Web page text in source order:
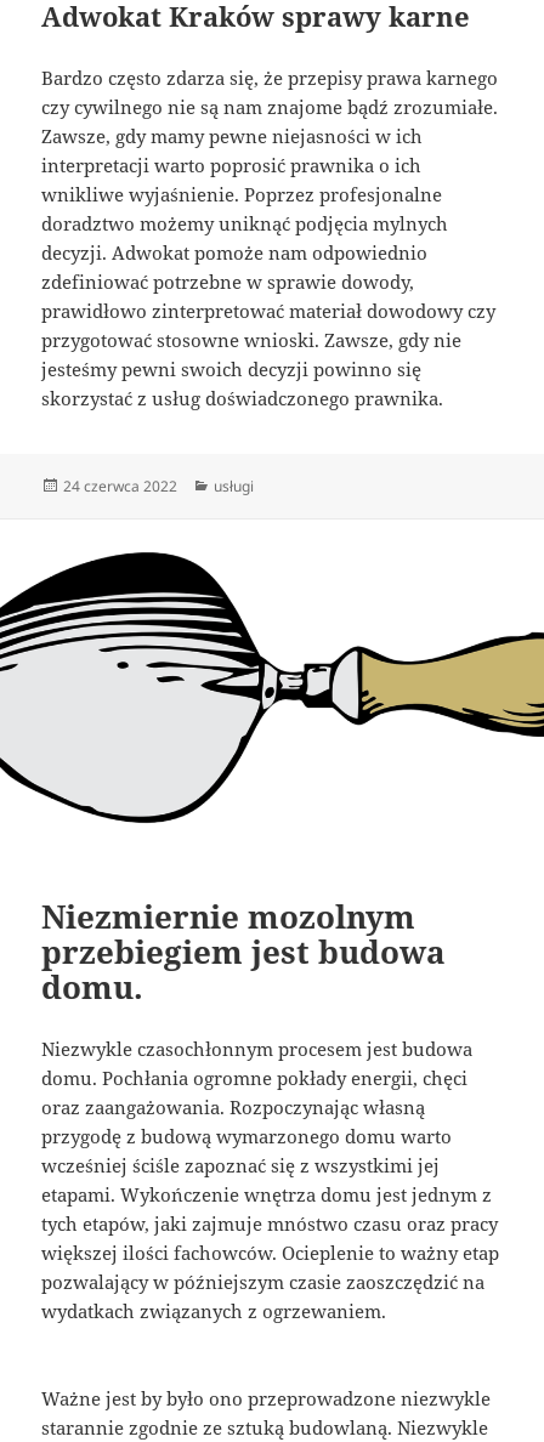
Adwokat Kraków sprawy karne
Bardzo często zdarza się, że przepisy prawa karnego
czy cywilnego nie są nam znajome bądź zrozumiałe.
Zawsze, gdy mamy pewne niejasności w ich
interpretacji warto poprosić prawnika o ich
wnikliwe wyjaśnienie. Poprzez profesjonalne
doradztwo możemy uniknąć podjęcia mylnych
decyzji. Adwokat pomoże nam odpowiednio
zdefiniować potrzebne w sprawie dowody,
prawidłowo zinterpretować materiał dowodowy czy
przygotować stosowne wnioski. Zawsze, gdy nie
jesteśmy pewni swoich decyzji powinno się
skorzystać z usług doświadczonego prawnika.
Data
24 czerwca 2022 Kategorie
usługi
Niezmiernie mozolnym
przebiegiem jest budowa
domu.
Niezwykle czasochłonnym procesem jest budowa
domu. Pochłania ogromne pokłady energii, chęci
oraz zaangażowania. Rozpoczynając własną
przygodę z budową wymarzonego domu warto
wcześniej ściśle zapoznać się z wszystkimi jej
etapami. Wykończenie wnętrza domu jest jednym z
tych etapów, jaki zajmuje mnóstwo czasu oraz pracy
większej ilości fachowców. Ocieplenie to ważny etap
pozwalający w późniejszym czasie zaoszczędzić na
wydatkach związanych z ogrzewaniem.
Ważne jest by było ono przeprowadzone niezwykle
starannie zgodnie ze sztuką budowlaną. Niezwykle